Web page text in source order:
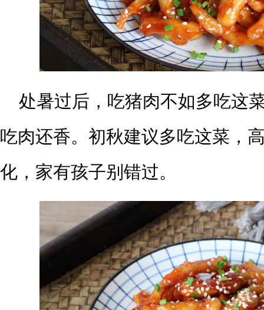
处暑过后，吃猪肉不如多吃这
吃肉还香。初秋建议多吃这菜，
化，家有孩子别错过。